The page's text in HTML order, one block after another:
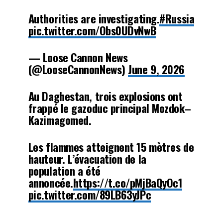
Authorities are investigating.#Russia
pic.twitter.com/Obs0UDvNwB
— Loose Cannon News
(@LooseCannonNews) June 9, 2026
Au Daghestan, trois explosions ont
frappé le gazoduc principal Mozdok–
Kazimagomed.
Les flammes atteignent 15 mètres de
hauteur. L’évacuation de la
population a été
annoncée.https://t.co/pMjBaQyOc1
pic.twitter.com/89LB63yJPc